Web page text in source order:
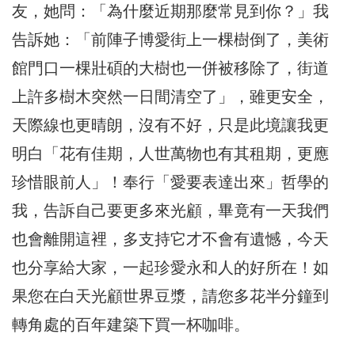
友，她問：「為什麼近期那麼常見到你？」我
告訴她：「前陣子博愛街上一棵樹倒了，美術
館門口一棵壯碩的大樹也一併被移除了，街道
上許多樹木突然一日間清空了」，雖更安全，
天際線也更晴朗，沒有不好，只是此境讓我更
明白「花有佳期，人世萬物也有其租期，更應
珍惜眼前人」！奉行「愛要表達出來」哲學的
我，告訴自己要更多來光顧，畢竟有一天我們
也會離開這裡，多支持它才不會有遺憾，今天
也分享給大家，一起珍愛永和人的好所在！如
果您在白天光顧世界豆漿，請您多花半分鐘到
轉角處的百年建築下買一杯咖啡。